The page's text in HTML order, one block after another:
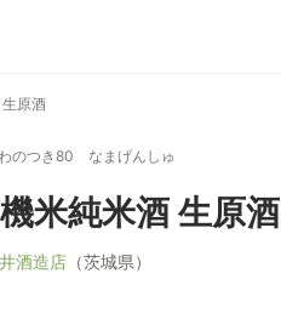
原酒
のつき80 なまげんしゅ
米純米酒 生原酒
酒造店 （茨城県）